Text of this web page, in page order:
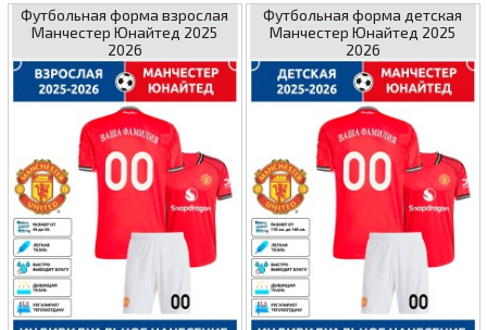
Футбольная форма взрослая
Манчестер Юнайтед 2025
2026
Футбольная форма детская
Манчестер Юнайтед 2025
2026